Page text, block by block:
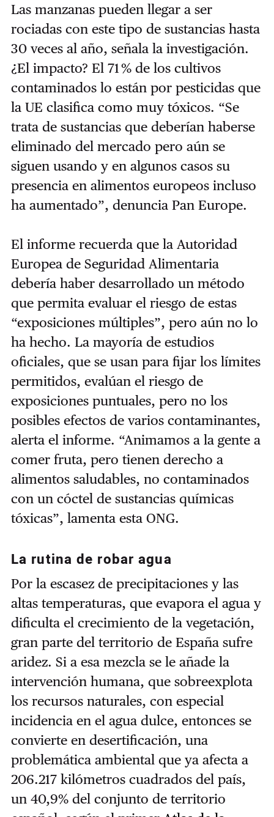
Las manzanas pueden llegar a ser
rociadas con este tipo de sustancias hasta
30 veces al año, señala la investigación.
¿El impacto? El 71 % de los cultivos
contaminados lo están por pesticidas que
la UE clasifica como muy tóxicos. “Se
trata de sustancias que deberían haberse
eliminado del mercado pero aún se
siguen usando y en algunos casos su
presencia en alimentos europeos incluso
ha aumentado”, denuncia Pan Europe.
El informe recuerda que la Autoridad
Europea de Seguridad Alimentaria
debería haber desarrollado un método
que permita evaluar el riesgo de estas
“exposiciones múltiples”, pero aún no lo
ha hecho. La mayoría de estudios
oficiales, que se usan para fijar los límites
permitidos, evalúan el riesgo de
exposiciones puntuales, pero no los
posibles efectos de varios contaminantes,
alerta el informe. “Animamos a la gente a
comer fruta, pero tienen derecho a
alimentos saludables, no contaminados
con un cóctel de sustancias químicas
tóxicas”, lamenta esta ONG.
La rutina de robar agua
Por la escasez de precipitaciones y las
altas temperaturas, que evapora el agua y
dificulta el crecimiento de la vegetación,
gran parte del territorio de España sufre
aridez. Si a esa mezcla se le añade la
intervención humana, que sobreexplota
los recursos naturales, con especial
incidencia en el agua dulce, entonces se
convierte en desertificación, una
problemática ambiental que ya afecta a
206.217 kilómetros cuadrados del país,
un 40,9% del conjunto de territorio